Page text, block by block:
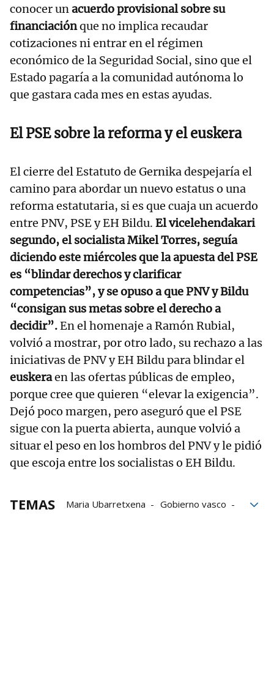
conocer unacuerdo provisional sobre su
financiaciónque no implica recaudar
cotizaciones ni entrar en el régimen
económico de la Seguridad Social, sino que el
Estado pagaría a la comunidad autónoma lo
que gastara cada mes en estas ayudas.
El PSE sobre la reforma y el euskera
El cierre del Estatuto de Gernika despejaría el
camino para abordar un nuevo estatus o una
reforma estatutaria, si es que cuaja un acuerdo
entre PNV, PSE y EH Bildu. El vicelehendakari
segundo, el socialista Mikel Torres, seguía
diciendo este miércoles que la apuesta del PSE
es “blindar derechos y clarificar
competencias”, y se opuso a que PNV y Bildu
“consigan sus metas sobre el derecho a
decidir”.En el homenaje a Ramón Rubial,
volvió a mostrar, por otro lado, su rechazo a las
iniciativas de PNV y EH Bildu para blindar el
euskeraen las ofertas públicas de empleo,
porque cree que quieren “elevar la exigencia”.
Dejó poco margen, pero aseguró que el PSE
sigue con la puerta abierta, aunque volvió a
situar el peso en los hombros del PNV y le pidió
que escoja entre los socialistas o EH Bildu.
TEMAS Maria Ubarretxena
Gobierno vasco